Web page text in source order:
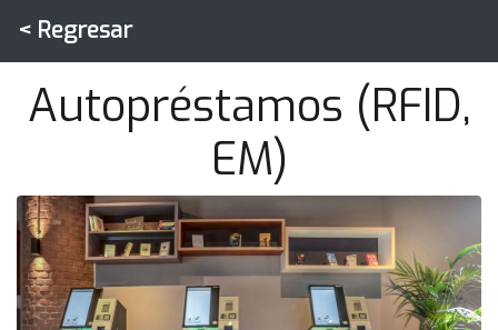
< Regresar
Autopréstamos (RFID,
EM)